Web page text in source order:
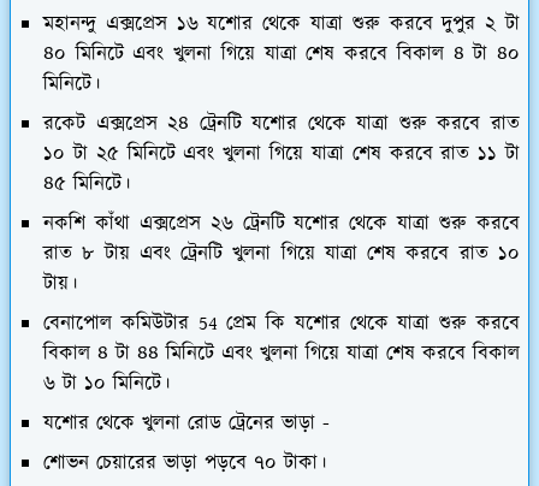
মহানন্দু এক্সপ্রেস ১৬ যশোর থেকে যাত্রা শুরু করবে দুপুর ২ টা
৪০ মিনিটে এবং খুলনা গিয়ে যাত্রা শেষ করবে বিকাল ৪ টা ৪০
মিনিটে।
রকেট এক্সপ্রেস ২৪ ট্রেনটি যশোর থেকে যাত্রা শুরু করবে রাত
১০ টা ২৫ মিনিটে এবং খুলনা গিয়ে যাত্রা শেষ করবে রাত ১১ টা
৪৫ মিনিটে।
নকশি কাঁথা এক্সপ্রেস ২৬ ট্রেনটি যশোর থেকে যাত্রা শুরু করবে
রাত ৮ টায় এবং ট্রেনটি খুলনা গিয়ে যাত্রা শেষ করবে রাত ১০
টায়।
বেনাপোল কমিউটার 54 প্রেম কি যশোর থেকে যাত্রা শুরু করবে
বিকাল ৪ টা ৪৪ মিনিটে এবং খুলনা গিয়ে যাত্রা শেষ করবে বিকাল
৬ টা ১০ মিনিটে।
যশোর থেকে খুলনা রোড ট্রেনের ভাড়া -
শোভন চেয়ারের ভাড়া পড়বে ৭০ টাকা।